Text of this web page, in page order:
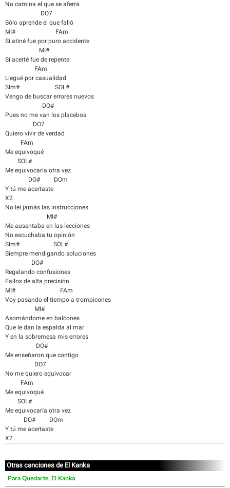
No camina el que se aferra
DO7
Sólo aprende el que falló
MI# FAm
Si atiné fue por puro accidente
MI#
Si acerté fue de repente
FAm
Llegué por casualidad
SIm# SOL#
Vengo de buscar errores nuevos
DO#
Pues no me van los placebos
DO7
Quiero vivir de verdad
FAm
Me equivoqué
SOL#
Me equivocaría otra vez
DO# DOm
Y tú me acertaste
X2
No leí jamás las instrucciones
MI#
Me ausentaba en las lecciones
No escuchaba tu opinión
SIm# SOL#
Siempre mendigando soluciones
DO#
Regalando confusiones
Fallos de alta precisión
MI# FAm
Voy pasando el tiempo a trompicones
MI#
Asomándome en balcones
Que le dan la espalda al mar
Y en la sobremesa mis errores
DO#
Me enseñaron que contigo
DO7
No me quiero equivocar
FAm
Me equivoqué
SOL#
Me equivocaría otra vez
DO# DOm
Y tú me acertaste
X2
Otras canciones de El Kanka
Para Quedarte, El Kanka